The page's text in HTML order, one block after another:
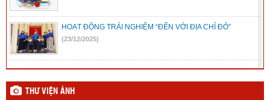
HOẠT ĐỘNG TRẢI NGHIỆM “ĐẾN VỚI ĐỊA CHỈ ĐỎ”
(23/12/2025)
Mic không dây, những điều cần biết
(08/12/2025)
THƯ VIỆN ẢNH